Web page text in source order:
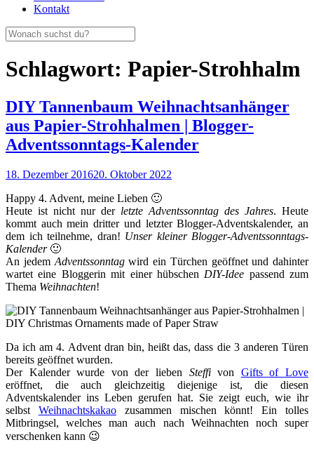
Kontakt
Schlagwort: Papier-Strohhalm
DIY Tannenbaum Weihnachtsanhänger
aus Papier-Strohhalmen | Blogger-
Adventssonntags-Kalender
18. Dezember 201620. Oktober 2022
Happy 4. Advent, meine Lieben 🙂
Heute ist nicht nur der letzte Adventssonntag des Jahres. Heute
kommt auch mein dritter und letzter Blogger-Adventskalender, an
dem ich teilnehme, dran! Unser kleiner Blogger-Adventssonntags-
Kalender🙂
An jedem Adventssonntagwird ein Türchen geöffnet und dahinter
wartet eine Bloggerin mit einer hübschen DIY-Idee passend zum
Thema Weihnachten!
Da ich am 4. Advent dran bin, heißt das, dass die 3 anderen Türen
bereits geöffnet wurden.
Der Kalender wurde von der lieben Steffivon Gifts of Love
eröffnet, die auch gleichzeitig diejenige ist, die diesen
Adventskalender ins Leben gerufen hat. Sie zeigt euch, wie ihr
selbst Weihnachtskakaozusammen mischen könnt! Ein tolles
Mitbringsel, welches man auch nach Weihnachten noch super
verschenken kann 😉